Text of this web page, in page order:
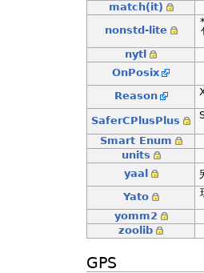
match(it)
nonstd-lite
nytl
OnPosix
Reason
SaferCPlusPlus
Smart Enum
units
yaal
Yato
yomm2
zoolib
GPS